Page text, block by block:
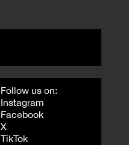
Follow us on:
Instagram
Facebook
X
TikTok